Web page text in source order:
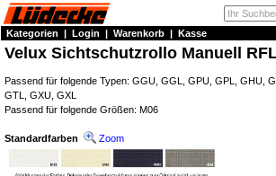
Kategorien | Login | Warenkorb | Kasse
Velux Sichtschutzrollo Manuell
Passend für folgende Typen: GGU, GGL, GPU, GPL, GHU,
GTL, GXU, GXL
Passend für folgende Größen: M06
Standardfarben Zoom